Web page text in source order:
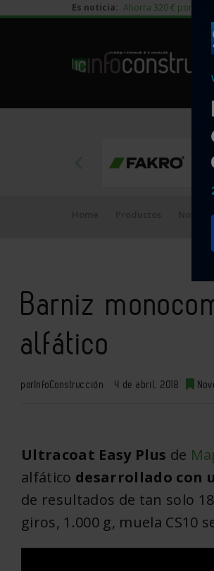
Es noticia: Ahorra 320 € por
Barniz
alfático
porInfoConstrucción 4 de abril, 2018
Ultracoat Easy Plus de
alfático desarrollado con
de resultados de tan solo
giros, 1.000 g, muela CS10